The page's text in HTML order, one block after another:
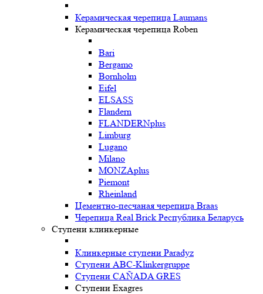
Керамическая черепица Laumans
Керамическая черепица Roben
Bari
Bergamo
Bornholm
Eifel
ELSASS
Flandern
FLANDERNplus
Limburg
Lugano
Milano
MONZAplus
Piemont
Rheinland
Цементно-песчаная черепица Braas
Черепица Real Brick Республика Беларусь
Ступени клинкерные
Клинкерные ступени Paradyz
Ступени ABC-Klinkergruppe
Ступени CAÑADA GRES
Ступени Exagres